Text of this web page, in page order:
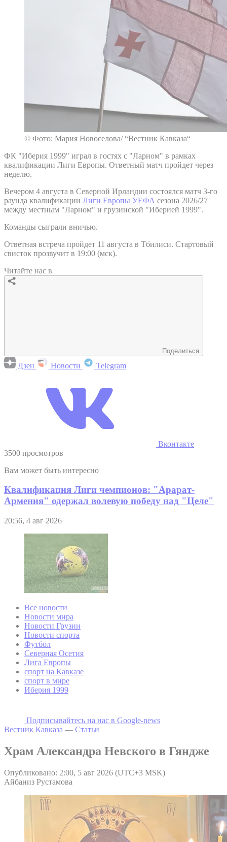
© Фото: Мария Новоселова/ “Вестник Кавказа“
ФК "Иберия 1999" играл в гостях с "Ларном" в рамках
квалификации Лиги Европы. Ответный матч пройдет через
неделю.
Вечером 4 августа в Северной Ирландии состоялся матч 3-го
раунда квалификации Лиги Европы УЕФА сезона 2026/27
между местным "Ларном" и грузинской "Иберией 1999".
Команды сыграли вничью.
Ответная встреча пройдет 11 августа в Тбилиси. Стартовый
свисток прозвучит в 19:00 (мск).
Читайте нас в
Поделиться
Дзен Новости Telegram
Вконтакте
3500 просмотров
Вам может быть интересно
Квалификация Лиги чемпионов: "Арарат-
Армения" одержал волевую победу над "Целе"
20:56, 4 авг 2026
Все новости
Новости мира
Новости Грузии
Новости спорта
Футбол
Северная Осетия
Лига Европы
спорт на Кавказе
спорт в мире
Иберия 1999
Подписывайтесь на наc в Google-news
Вестник Кавказа — Статьи
Храм Александра Невского в Гяндже
Опубликовано: 2:00, 5 авг 2026 (UTC+3 MSK)
Айбаниз Рустамова